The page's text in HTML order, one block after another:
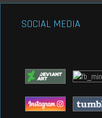
SOCIAL MEDIA